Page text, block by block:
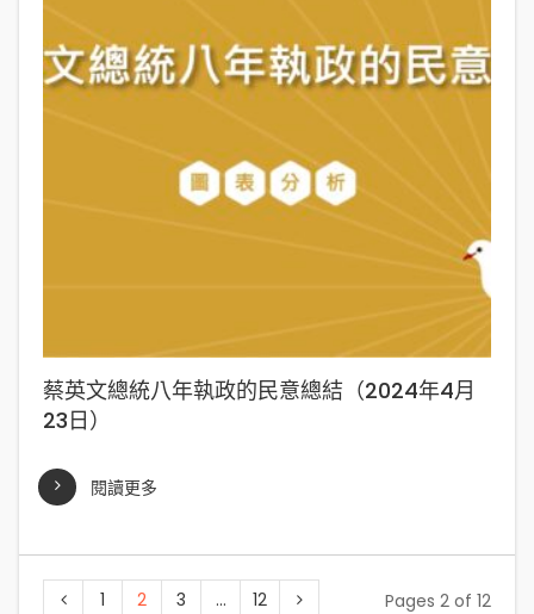
蔡英文總統八年執政的民意總結（2024年4月
23日）
閱讀更多
Pages 2 of 12
1 2 3 ... 12